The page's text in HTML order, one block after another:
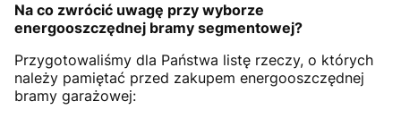
Na co zwrócić uwagę przy wyborze
energooszczędnej bramy segmentowej?
Przygotowaliśmy dla Państwa listę rzeczy, o których
należy pamiętać przed zakupem energooszczędnej
bramy garażowej: